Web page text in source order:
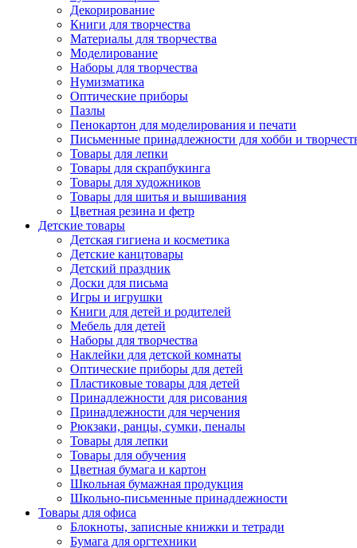
Декорирование
Книги для творчества
Материалы для творчества
Моделирование
Наборы для творчества
Нумизматика
Оптические приборы
Пазлы
Пенокартон для моделирования и печати
Письменные принадлежности для хобби и
Товары для лепки
Товары для скрапбукинга
Товары для художников
Товары для шитья и вышивания
Цветная резина и фетр
Детские товары
Детская гигиена и косметика
Детские канцтовары
Детский праздник
Доски для письма
Игры и игрушки
Книги для детей и родителей
Мебель для детей
Наборы для творчества
Наклейки для детской комнаты
Оптические приборы для детей
Пластиковые товары для детей
Принадлежности для рисования
Принадлежности для черчения
Рюкзаки, ранцы, сумки, пеналы
Товары для лепки
Товары для обучения
Цветная бумага и картон
Школьная бумажная продукция
Школьно-письменные принадлежности
Товары для офиса
Блокноты, записные книжки и тетради
Бумага для оргтехники